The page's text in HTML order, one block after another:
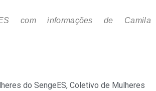
ES com informações de Camila
do SengeES, Coletivo de Mulheres